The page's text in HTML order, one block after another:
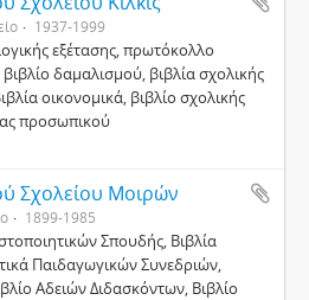
1937-1999
εξέτασης, πρωτόκολλο
δαμαλισμού, βιβλία σχολικής
οικονομικά, βιβλίο σχολικής
προσωπικού
Σχολείου Μοιρών
1899-1985
Σπουδής, Βιβλία
Παιδαγωγικών Συνεδριών,
Aδειών Διδασκόντων, Bιβλίο